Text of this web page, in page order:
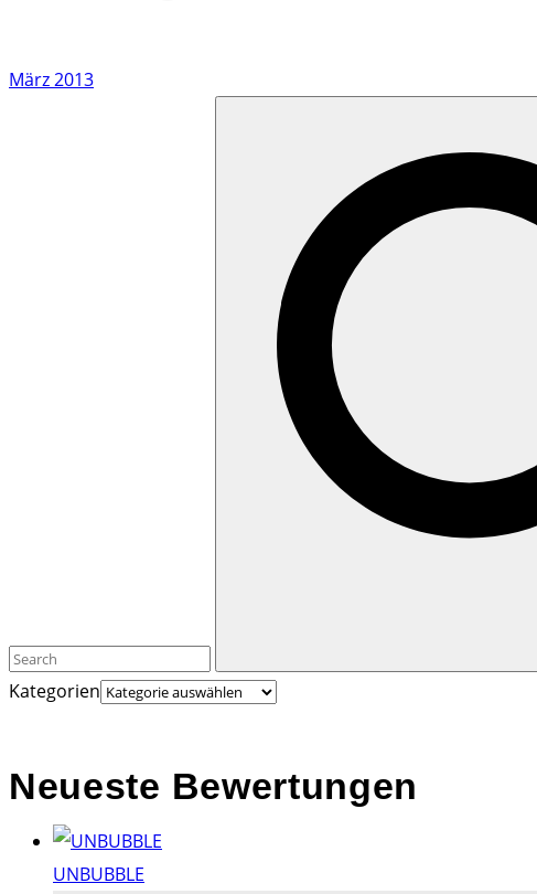
März 2013
Kategorien
Neueste Bewertungen
UNBUBBLE